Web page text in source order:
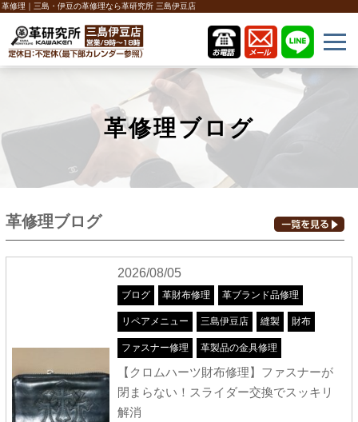
革修理｜三島・伊豆の革修理なら革研究所 三島伊豆店
革修理ブログ
革修理ブログ
2026/08/05
ブログ 革財布修理 革ブランド品修理
リペアメニュー 三島伊豆店 縫製 財布
ファスナー修理 革製品の金具修理
【クロムハーツ財布修理】ファスナーが
閉まらない！スライダー交換でスッキリ
解消